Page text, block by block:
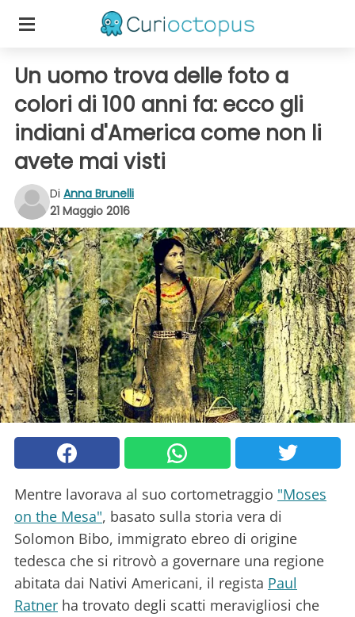
Un uomo trova delle foto a
colori di 100 anni fa: ecco gli
indiani d'America come non li
avete mai visti
Di Anna Brunelli
21 Maggio 2016
Mentre lavorava al suo cortometraggio "Moses
on the Mesa", basato sulla storia vera di
Solomon Bibo, immigrato ebreo di origine
tedesca che si ritrovò a governare una regione
abitata dai Nativi Americani, il regista Paul
Ratner ha trovato degli scatti meravigliosi che